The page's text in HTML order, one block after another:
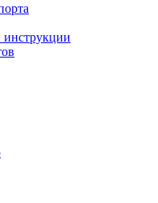
инструкции